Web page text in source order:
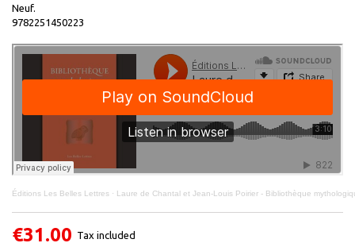
Neuf.
9782251450223
Éditions Les Belles Lettres · Laure de Chantal et Jean-Louis Poirier - Bibliothèque
€31.00 Tax included